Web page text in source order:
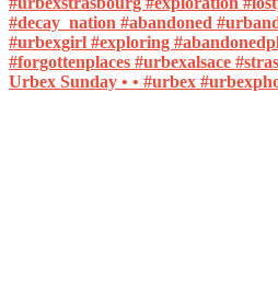
Urbex Sunday • • #urbex